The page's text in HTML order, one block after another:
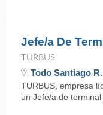
Jefe/a De
TURBUS
Todo Santiago
TURBUS, empresa
un Jefe/a de terminal